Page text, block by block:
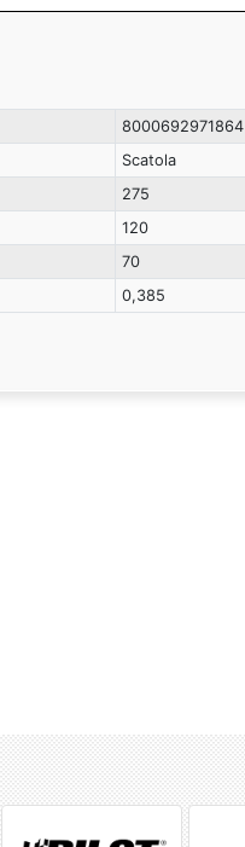
8000692971864
Scatola
275
120
70
0,385